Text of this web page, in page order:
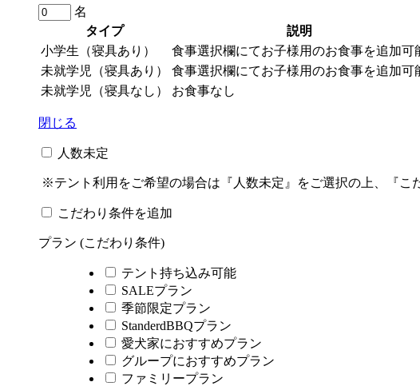
名
タイプ
説明
小学生（寝具あり）
食事選択欄にてお子様用のお食事を追加可
未就学児（寝具あり）
食事選択欄にてお子様用のお食事を追加可
未就学児（寝具なし）
お食事なし
閉じる
人数未定
※テント利用をご希望の場合は『人数未定』をご選択の上、『こ
こだわり条件を追加
プラン (こだわり条件)
テント持ち込み可能
SALEプラン
季節限定プラン
StanderdBBQプラン
愛犬家におすすめプラン
グループにおすすめプラン
ファミリープラン